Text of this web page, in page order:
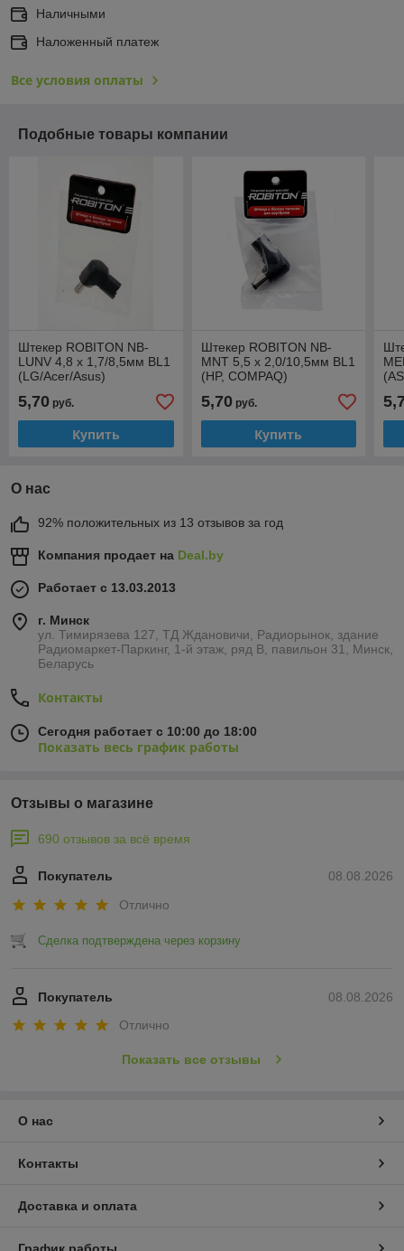
Наличными
Наложенный платеж
Все условия оплаты
Подобные товары компании
Штекер ROBITON NB-
LUNV 4,8 x 1,7/8,5мм BL1
(LG/Acer/Asus)
5,70 руб.
Купить
Штекер ROBITON NB-
MNT 5,5 x 2,0/10,5мм BL1
(HP, COMPAQ)
5,70руб.
Купить
О нас
92% положительных из 13 отзывов за год
Компания продает на Deal.by
Работает с 13.03.2013
г. Минск
ул. Тимирязева 127, ТД Ждановичи, Радиорынок, здание
Радиомаркет-Паркинг, 1-й этаж, ряд В, павильон 31, Минск,
Беларусь
Контакты
Сегодня работает с 10:00 до 18:00
Показать весь график работы
Отзывы о магазине
690 отзывов за всё время
08.08.2026
Покупатель
Отлично
Сделка подтверждена через корзину
08.08.2026
Покупатель
Отлично
Показать все отзывы
О нас
Контакты
Доставка и оплата